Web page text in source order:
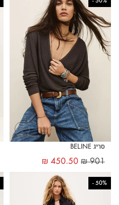
+
סריג BELINE
₪901
₪ 450.50
50%
-